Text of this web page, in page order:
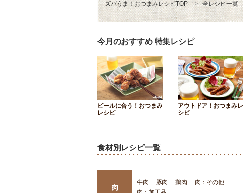
ズバうま！おつまみレシピTOP 全レシピ一覧
今月のおすすめ 特集レシピ
ビールに合う！おつまみ
レシピ
アウトドア！おつまみレ
シピ
食材別レシピ一覧
肉
牛肉 豚肉 鶏肉
肉：その他